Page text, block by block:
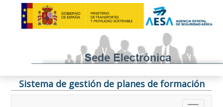
Sistema de gestión de planes de formación